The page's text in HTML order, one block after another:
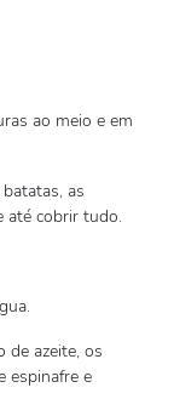
ao meio e em
as
até cobrir tudo.
de azeite, os
espinafre e